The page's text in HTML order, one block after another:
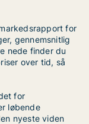
for
gennemsnitlig
nede finder du
over tid, så
for
løbende
nyeste viden